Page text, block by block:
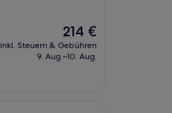
Der
Preis
beträgt
214 €
inkl. Steuern & Gebühren
9. Aug.–10. Aug.